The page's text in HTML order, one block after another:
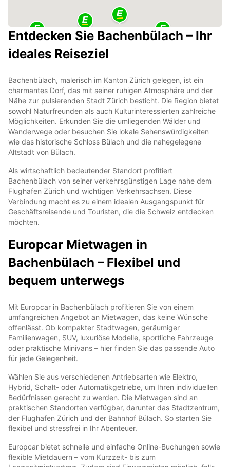
Entdecken Sie Bachenbülach – Ihr
ideales Reiseziel
Bachenbülach, malerisch im Kanton Zürich gelegen, ist ein
charmantes Dorf, das mit seiner ruhigen Atmosphäre und der
Nähe zur pulsierenden Stadt Zürich besticht. Die Region bietet
sowohl Naturfreunden als auch Kulturinteressierten zahlreiche
Möglichkeiten. Erkunden Sie die umliegenden Wälder und
Wanderwege oder besuchen Sie lokale Sehenswürdigkeiten
wie das historische Schloss Bülach und die nahegelegene
Altstadt von Bülach.
Als wirtschaftlich bedeutender Standort profitiert
Bachenbülach von seiner verkehrsgünstigen Lage nahe dem
Flughafen Zürich und wichtigen Verkehrsachsen. Diese
Verbindung macht es zu einem idealen Ausgangspunkt für
Geschäftsreisende und Touristen, die die Schweiz entdecken
möchten.
Europcar Mietwagen in
Bachenbülach – Flexibel und
bequem unterwegs
Mit Europcar in Bachenbülach profitieren Sie von einem
umfangreichen Angebot an Mietwagen, das keine Wünsche
offenlässt. Ob kompakter Stadtwagen, geräumiger
Familienwagen, SUV, luxuriöse Modelle, sportliche Fahrzeuge
oder praktische Minivans – hier finden Sie das passende Auto
für jede Gelegenheit.
Wählen Sie aus verschiedenen Antriebsarten wie Elektro,
Hybrid, Schalt- oder Automatikgetriebe, um Ihren individuellen
Bedürfnissen gerecht zu werden. Die Mietwagen sind an
praktischen Standorten verfügbar, darunter das Stadtzentrum,
der Flughafen Zürich und der Bahnhof Bülach. So starten Sie
flexibel und stressfrei in Ihr Abenteuer.
Europcar bietet schnelle und einfache Online-Buchungen sowie
flexible Mietdauern – vom Kurzzeit- bis zum